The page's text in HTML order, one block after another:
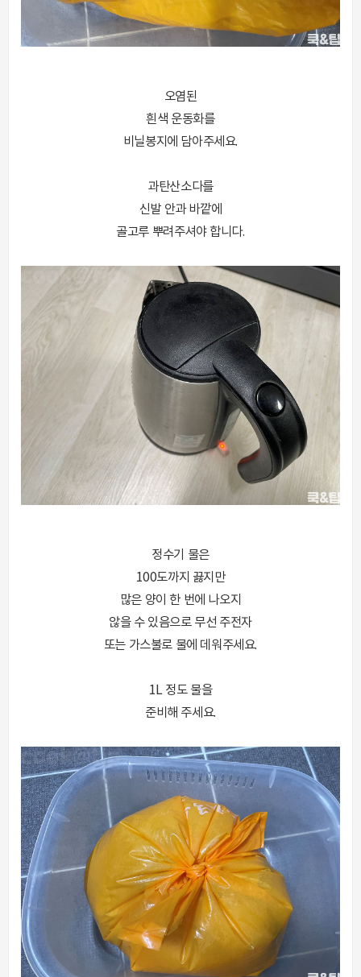
오염된
흰색 운동화를
비닐봉지에 담아주세요.
과탄산소다를
신발 안과 바깥에
골고루 뿌려주셔야 합니다.
정수기 물은
100도까지 끓지만
많은 양이 한 번에 나오지
않을 수 있음으로 무선 주전자
또는 가스불로 물에 데워주세요.
1L 정도 물을
준비해 주세요.